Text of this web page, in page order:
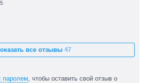
все отзывы 47
паролем, чтобы оставить свой отзыв о